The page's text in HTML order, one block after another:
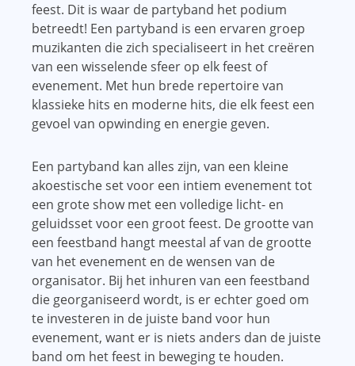
feest. Dit is waar de partyband het podium
betreedt! Een partyband is een ervaren groep
muzikanten die zich specialiseert in het creëren
van een wisselende sfeer op elk feest of
evenement. Met hun brede repertoire van
klassieke hits en moderne hits, die elk feest een
gevoel van opwinding en energie geven.
Een partyband kan alles zijn, van een kleine
akoestische set voor een intiem evenement tot
een grote show met een volledige licht- en
geluidsset voor een groot feest. De grootte van
een feestband hangt meestal af van de grootte
van het evenement en de wensen van de
organisator. Bij het inhuren van een feestband
die georganiseerd wordt, is er echter goed om
te investeren in de juiste band voor hun
evenement, want er is niets anders dan de juiste
band om het feest in beweging te houden.